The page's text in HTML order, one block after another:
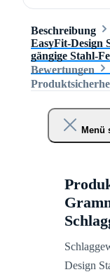
Beschreibung
EasyFit-Design
gängige Stahl-
Bewertungen
Menü
Design